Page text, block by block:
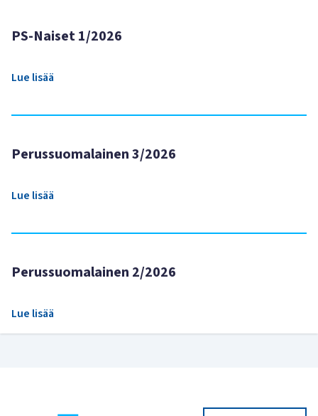
PS-Naiset 1/2026
Lue lisää
Perussuomalainen 3/2026
Lue lisää
Perussuomalainen 2/2026
Lue lisää